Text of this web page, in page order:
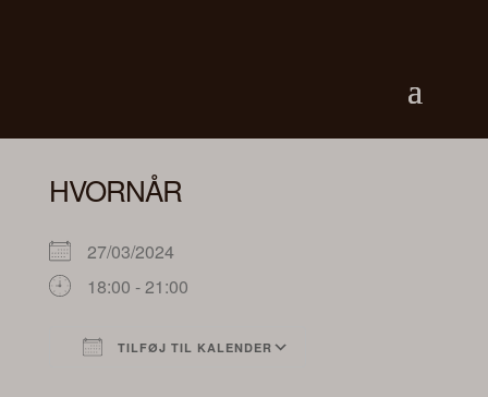
HVORNÅR
27/03/2024
18:00 - 21:00
TILFØJ TIL KALENDER